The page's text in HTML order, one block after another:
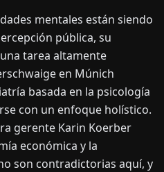
mentales están siendo
pública, su
tarea altamente
en Múnich
basada en la psicología
con un enfoque holístico.
gerente Karin Koerber
económica y la
son contradictorias aquí, y